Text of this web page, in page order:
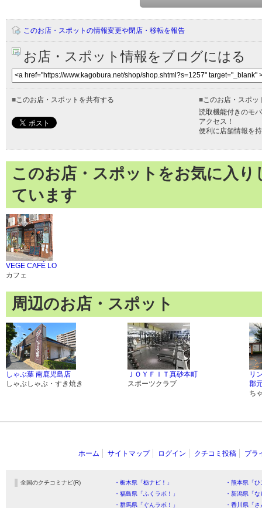
このお店・スポットの情報変更や閉店・移転を報告
お店・スポット情報をブログにはる
■ このお店・スポットを共有する ■ このお店・スポ
読取機能付きのモ
アクセス！
便利に店舗情報を
このお店・スポットをお気に入
ています
VEGE CAFÉ LO
カフェ
周辺のお店・スポット
しゃぶ葉 南鹿児島店
しゃぶしゃぶ・すき焼き
ＪＯＹＦＩＴ真砂本町
スポーツクラブ
リ
郡
ち
ホーム サイトマップ ログイン クチコミ投稿 プラ
全国のクチコミナビ(R) ・栃木県「栃ナビ！」
・熊本県「
・福島県「ふくラボ！」
・新潟県「
・群馬県「ぐんラボ！」
・香川県「